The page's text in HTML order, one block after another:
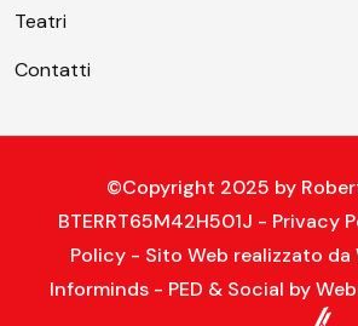
Teatri
Contatti
©Copyright 2025 by
BTERRT65M42H501J - Privacy
Policy- Sito Web realizzato da
Informinds- PED & Social by